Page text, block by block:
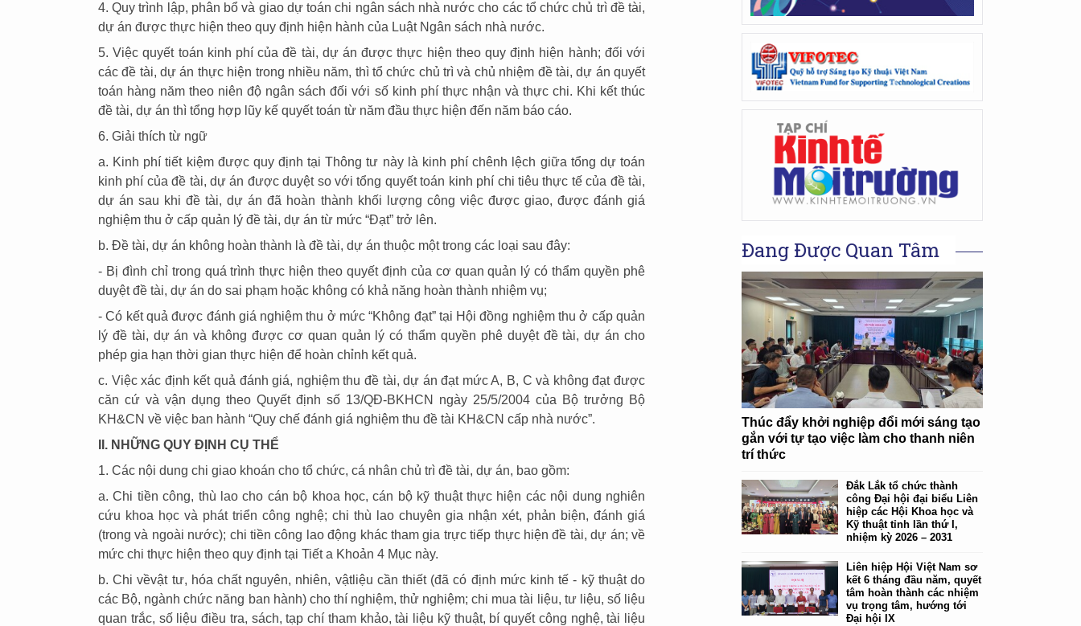
4. Quy trình lập, phân bổ và giao dự toán chi ngân sách nhà nước cho các tổ chức chủ trì đề tài,
dự án được thực hiện theo quy định hiện hành của Luật Ngân sách nhà nước.
5. Việc quyết toán kinh phí của đề tài, dự án được thực hiện theo quy định hiện hành; đối với
các đề tài, dự án thực hiện trong nhiều năm, thì tổ chức chủ trì và chủ nhiệm đề tài, dự án quyết
toán hàng năm theo niên độ ngân sách đối với số kinh phí thực nhận và thực chi. Khi kết thúc
đề tài, dự án thì tổng hợp lũy kế quyết toán từ năm đầu thực hiện đến năm báo cáo.
6. Giải thích từ ngữ
a. Kinh phí tiết kiệm được quy định tại Thông tư này là kinh phí chênh lệch giữa tổng dự toán
kinh phí của đề tài, dự án được duyệt so với tổng quyết toán kinh phí chi tiêu thực tế của đề tài,
dự án sau khi đề tài, dự án đã hoàn thành khối lượng công việc được giao, được đánh giá
nghiệm thu ở cấp quản lý đề tài, dự án từ mức “Đạt” trở lên.
b. Đề tài, dự án không hoàn thành là đề tài, dự án thuộc một trong các loại sau đây:
- Bị đình chỉ trong quá trình thực hiện theo quyết định của cơ quan quản lý có thẩm quyền phê
duyệt đề tài, dự án do sai phạm hoặc không có khả năng hoàn thành nhiệm vụ;
- Có kết quả được đánh giá nghiệm thu ở mức “Không đạt” tại Hội đồng nghiệm thu ở cấp quản
lý đề tài, dự án và không được cơ quan quản lý có thẩm quyền phê duyệt đề tài, dự án cho
phép gia hạn thời gian thực hiện để hoàn chỉnh kết quả.
c. Việc xác định kết quả đánh giá, nghiệm thu đề tài, dự án đạt mức A, B, C và không đạt được
căn cứ và vận dụng theo Quyết định số 13/QĐ-BKHCN ngày 25/5/2004 của Bộ trưởng Bộ
KH&CN về việc ban hành “Quy chế đánh giá nghiệm thu đề tài KH&CN cấp nhà nước”.
II. NHỮNG QUY ĐỊNH CỤ THỂ
1. Các nội dung chi giao khoán cho tổ chức, cá nhân chủ trì đề tài, dự án, bao gồm:
a. Chi tiền công, thù lao cho cán bộ khoa học, cán bộ kỹ thuật thực hiện các nội dung nghiên
cứu khoa học và phát triển công nghệ; chi thù lao chuyên gia nhận xét, phản biện, đánh giá
(trong và ngoài nước); chi tiền công lao động khác tham gia trực tiếp thực hiện đề tài, dự án; về
mức chi thực hiện theo quy định tại Tiết a Khoản 4 Mục này.
b. Chi vềvật t­ư, hóa chất nguyên, nhiên, vậtliệu cần thiết (đã có định mức kinh tế - kỹ thuật do
các Bộ, ngành chức năng ban hành) cho thí nghiệm, thử nghiệm; chi mua tài liệu, tư liệu, số liệu
quan trắc, số liệu điều tra, sách, tạp chí tham khảo, tài liệu kỹ thuật, bí quyết công nghệ, tài liệu
Đang Được Quan Tâm
Thúc đẩy khởi nghiệp đổi mới sáng tạo
gắn với tự tạo việc làm cho thanh niên
trí thức
Đắk Lắk tổ chức thành
công Đại hội đại biểu Liên
hiệp các Hội Khoa học và
Kỹ thuật tỉnh lần thứ I,
nhiệm kỳ 2026 – 2031
Liên hiệp Hội Việt Nam sơ
kết 6 tháng đầu năm, quyết
tâm hoàn thành các nhiệm
vụ trọng tâm, hướng tới
Đại hội IX